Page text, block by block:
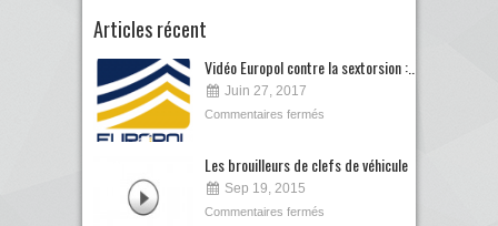
Articles récent
Vidéo Europol contre la sextorsion :...
Juin 27, 2017
Commentaires fermés
Les brouilleurs de clefs de véhicule
Sep 19, 2015
Commentaires fermés